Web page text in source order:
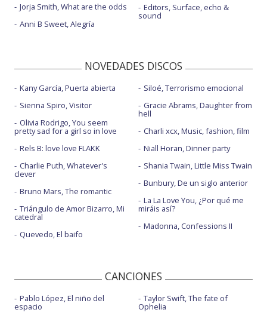
Jorja Smith, What are the odds
Anni B Sweet, Alegría
Editors, Surface, echo &
sound
NOVEDADES DISCOS
Kany García, Puerta abierta
Sienna Spiro, Visitor
Olivia Rodrigo, You seem
pretty sad for a girl so in love
Rels B: love love FLAKK
Charlie Puth, Whatever's
clever
Bruno Mars, The romantic
Triángulo de Amor Bizarro, Mi
catedral
Quevedo, El baifo
Siloé, Terrorismo emocional
Gracie Abrams, Daughter from
hell
Charli xcx, Music, fashion, film
Niall Horan, Dinner party
Shania Twain, Little Miss Twain
Bunbury, De un siglo anterior
La La Love You, ¿Por qué me
miráis así?
Madonna, Confessions II
CANCIONES
Pablo López, El niño del
espacio
Taylor Swift, The fate of
Ophelia